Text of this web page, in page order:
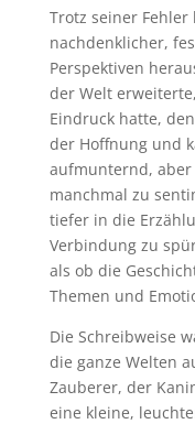
Trotz seiner
nachdenklicher,
Perspektiven
der Welt
Eindruck hatte,
der Hoffnung und
aufmunternd, aber
manchmal zu
tiefer in die
Verbindung zu
als ob die
Themen und
Die Schreibweise
die ganze Welten
Zauberer, der
eine kleine,